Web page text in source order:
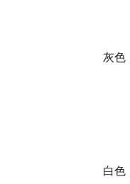
灰色
白色